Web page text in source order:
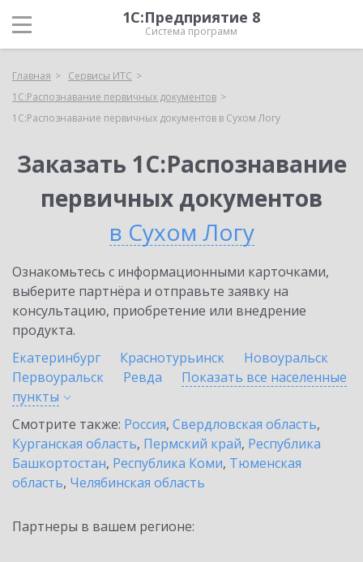
1С:Предприятие 8
Система программ
Главная
Сервисы ИТС
1С:Распознавание первичных документов
1С:Распознавание первичных документов в Сухом Логу
Заказать 1С:Распознавание
первичных документов
в Сухом Логу
Ознакомьтесь с информационными карточками,
выберите партнёра и отправьте заявку на
консультацию, приобретение или внедрение
продукта.
Екатеринбург
Краснотурьинск
Новоуральск
Первоуральск
Ревда
Показать все населенные
пункты
Смотрите также: Россия, Свердловская область,
Курганская область, Пермский край, Республика
Башкортостан, Республика Коми, Тюменская
область, Челябинская область
Партнеры в вашем регионе: